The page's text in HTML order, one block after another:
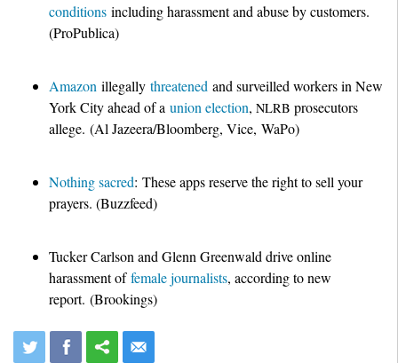
conditions including harassment and abuse by customers.
(ProPublica)
Amazon illegally threatened and surveilled workers in New
York City ahead of a union election, NLRB prosecutors
allege. (Al Jazeera/Bloomberg, Vice, WaPo)
Nothing sacred: These apps reserve the right to sell your
prayers. (Buzzfeed)
Tucker Carlson and Glenn Greenwald drive online
harassment offemale journalists, according to new
report. (Brookings)